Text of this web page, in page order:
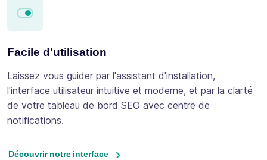
Facile d'utilisation
Laissez vous guider par l'assistant d'installation,
l'interface utilisateur intuitive et moderne, et par la clarté
de votre tableau de bord SEO avec centre de
notifications.
Découvrir notre interface